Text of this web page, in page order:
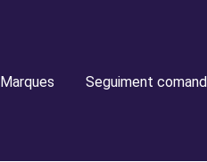
Marques Seguiment